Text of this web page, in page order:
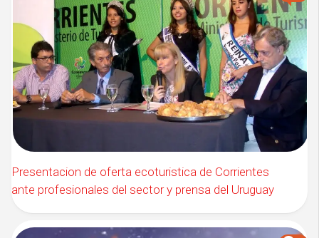
Presentacion de oferta ecoturistica de Corrientes
ante profesionales del sector y prensa del Uruguay